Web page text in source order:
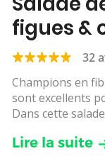
figues &
32
Champions en
sont excellents
Dans cette
Lire la suite